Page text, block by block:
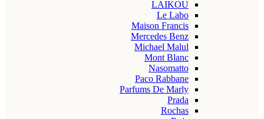
LAIKOU
Le Labo
Maison Francis
Mercedes Benz
Michael Malul
Mont Blanc
Nasomatto
Paco Rabbane
Parfums De Marly
Prada
Rochas